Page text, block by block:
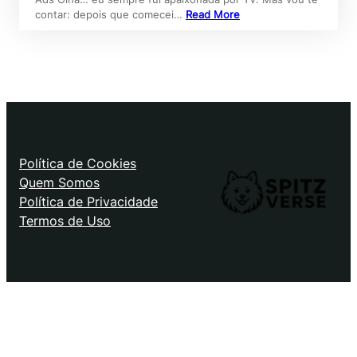
contar: depois que comecei… Read More
Política de Cookies
Quem Somos
Política de Privacidade
Termos de Uso